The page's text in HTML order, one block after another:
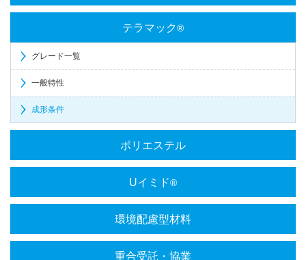
テラマック®
グレード一覧
一般特性
成形条件
ポリエステル
Uイミド®
環境配慮型材料
重合受託・協業